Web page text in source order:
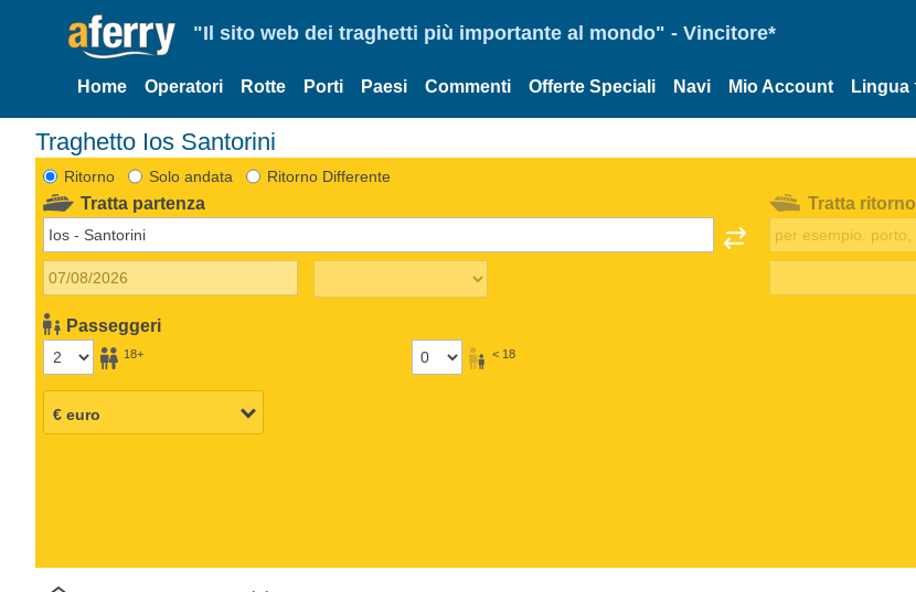
"Il sito web dei traghetti più importante al mondo" - Vincitore*
Home Operatori Rotte Porti Paesi Commenti Offerte Speciali Navi Mio Account Lingua
Traghetto Ios Santorini
Ritorno Solo andata Ritorno Differente
Tratta partenza
Passeggeri
18+ < 18
Tratta ritorno